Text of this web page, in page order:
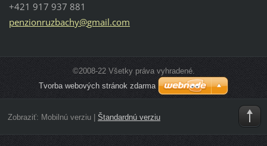
+421 917 937 881
penzionruzbachy@gmail.com
©2008-22 Všetky práva vyhradené.
Tvorba webových stránok zdarma
Zobraziť: Mobilnú verziu| Štandardnú verziu